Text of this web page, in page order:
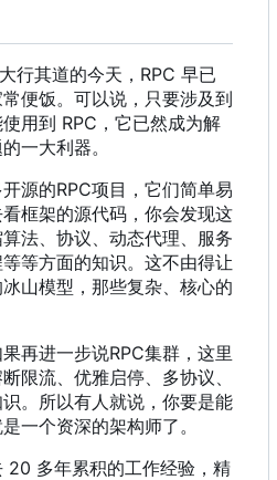
行其道的今天 ， RPC 早已
便饭。可以说，只要涉及到
用到 RPC ， 它已然成为解
一大利器。
源的RPC项目 ， 它们简单易
框架的源代码 ， 你会发现这
法、协议、动态代理、服务
等方面的知识。这不由得让
山模型 ， 那些复杂、核心的
再进一步说RPC集群 ， 这里
限流、优雅启停、多协议、
。所以有人就说 ， 你要是能
一个资深的架构师了。
20 多年累积的工作经验，精